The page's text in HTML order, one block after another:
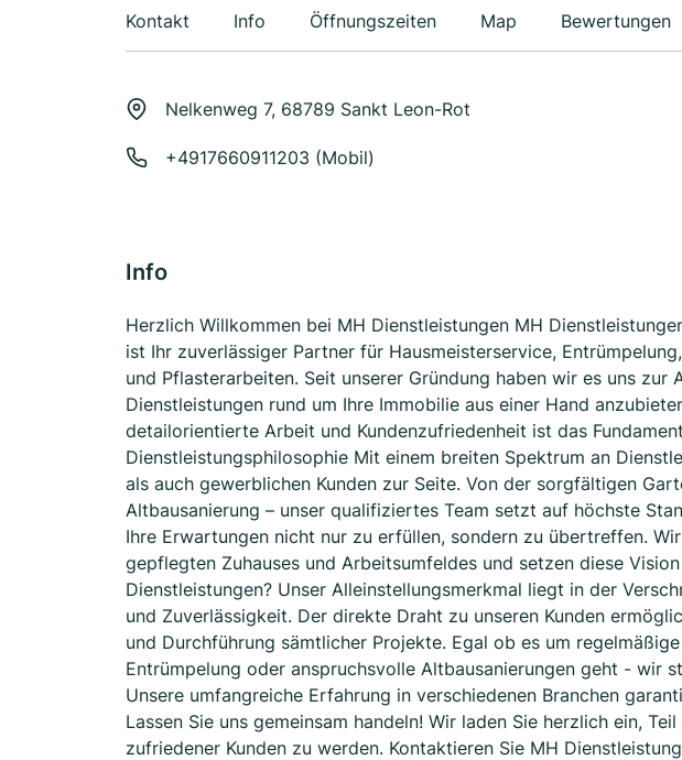
Kontakt Info Öffnungszeiten Map Bewertungen
Nelkenweg 7, 68789 Sankt Leon-Rot
+4917660911203 (Mobil)
Info
Herzlich Willkommen bei MH Dienstleistungen MH
ist Ihr zuverlässiger Partner für Hausmeisterservice,
und Pflasterarbeiten. Seit unserer Gründung haben wir es uns zur
Dienstleistungen rund um Ihre Immobilie aus einer Hand
detailorientierte Arbeit und Kundenzufriedenheit ist das
Dienstleistungsphilosophie Mit einem breiten Spektrum an
als auch gewerblichen Kunden zur Seite. Von der sorgfältigen
Altbausanierung – unser qualifiziertes Team setzt auf höchste
Ihre Erwartungen nicht nur zu erfüllen, sondern zu übertreffen.
gepflegten Zuhauses und Arbeitsumfeldes und setzen diese
Dienstleistungen? Unser Alleinstellungsmerkmal liegt in der
und Zuverlässigkeit. Der direkte Draht zu unseren Kunden
und Durchführung sämtlicher Projekte. Egal ob es um
Entrümpelung oder anspruchsvolle Altbausanierungen geht - wir
Unsere umfangreiche Erfahrung in verschiedenen Branchen
Lassen Sie uns gemeinsam handeln! Wir laden Sie herzlich ein,
zufriedener Kunden zu werden. Kontaktieren Sie MH